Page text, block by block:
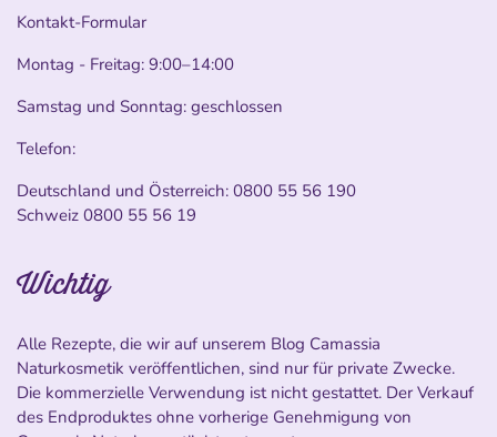
Kontakt-Formular
Montag - Freitag: 9:00–14:00
Samstag und Sonntag: geschlossen
Telefon:
Deutschland und Österreich: 0800 55 56 190
Schweiz 0800 55 56 19
Wichtig
Alle Rezepte, die wir auf unserem Blog Camassia
Naturkosmetik veröffentlichen, sind nur für private Zwecke.
Die kommerzielle Verwendung ist nicht gestattet. Der Verkauf
des Endproduktes ohne vorherige Genehmigung von